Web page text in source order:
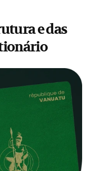
e das